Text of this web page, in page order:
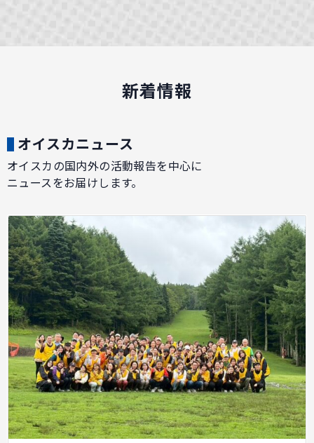
新着情報
オイスカニュース
オイスカの国内外の活動報告を中心に
ニュースをお届けします。